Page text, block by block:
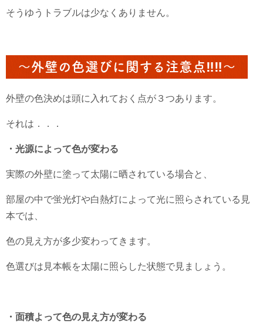
そうゆうトラブルは少なくありません。
～外壁の色選びに関する注意点‼‼～
外壁の色決めは頭に入れておく点が３つあります。
それは．．．
・光源によって色が変わる
実際の外壁に塗って太陽に晒されている場合と、
部屋の中で蛍光灯や白熱灯によって光に照らされている見
本では、
色の見え方が多少変わってきます。
色選びは見本帳を太陽に照らした状態で見ましょう。
・面積よって色の見え方が変わる